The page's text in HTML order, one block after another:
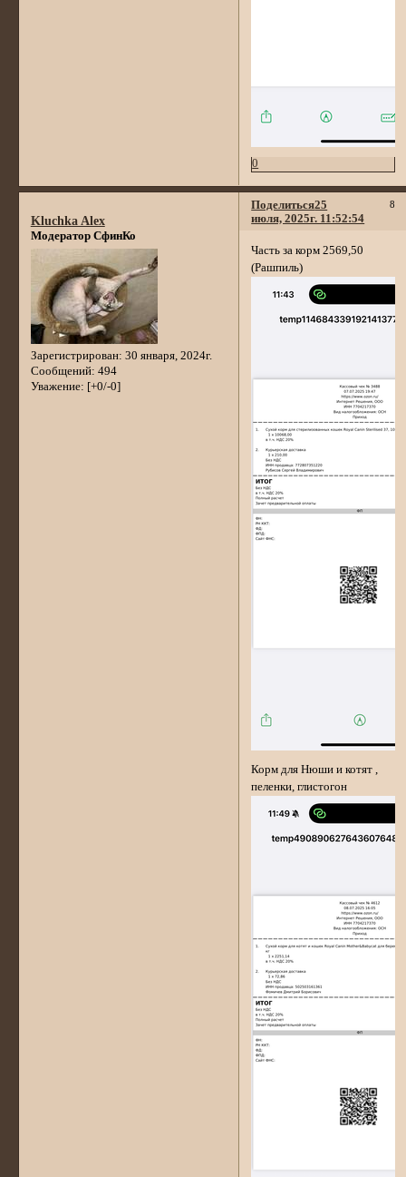
0
Поделиться 8
25
июля, 2025г. 11:52:54
Kluchka Alex
Модератор СфинКо
Зарегистрирован: 30 января, 2024г.
Сообщений: 494
Уважение: [+0/-0]
Часть за корм 2569,50
(Рашпиль)
Корм для Нюши и котят ,
пеленки, глистогон